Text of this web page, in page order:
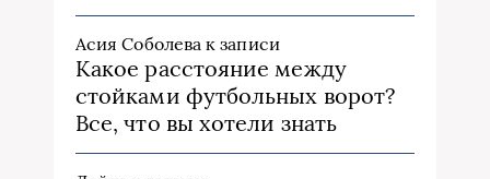
Асия Соболева к записи
Какое расстояние между
стойками футбольных ворот?
Все, что вы хотели знать